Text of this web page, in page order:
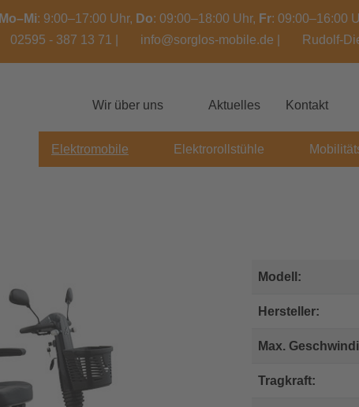
Mo–Mi: 9:00–17:00 Uhr, Do: 09:00–18:00 Uhr, Fr: 09:00–16:00
02595 - 387 13 71
info@sorglos-mobile.de Rudolf-
Wir über uns Aktuelles Kontakt
Elektromobile Elektrorollstühle
Modell:
Hersteller:
Max.
Tragkraft: